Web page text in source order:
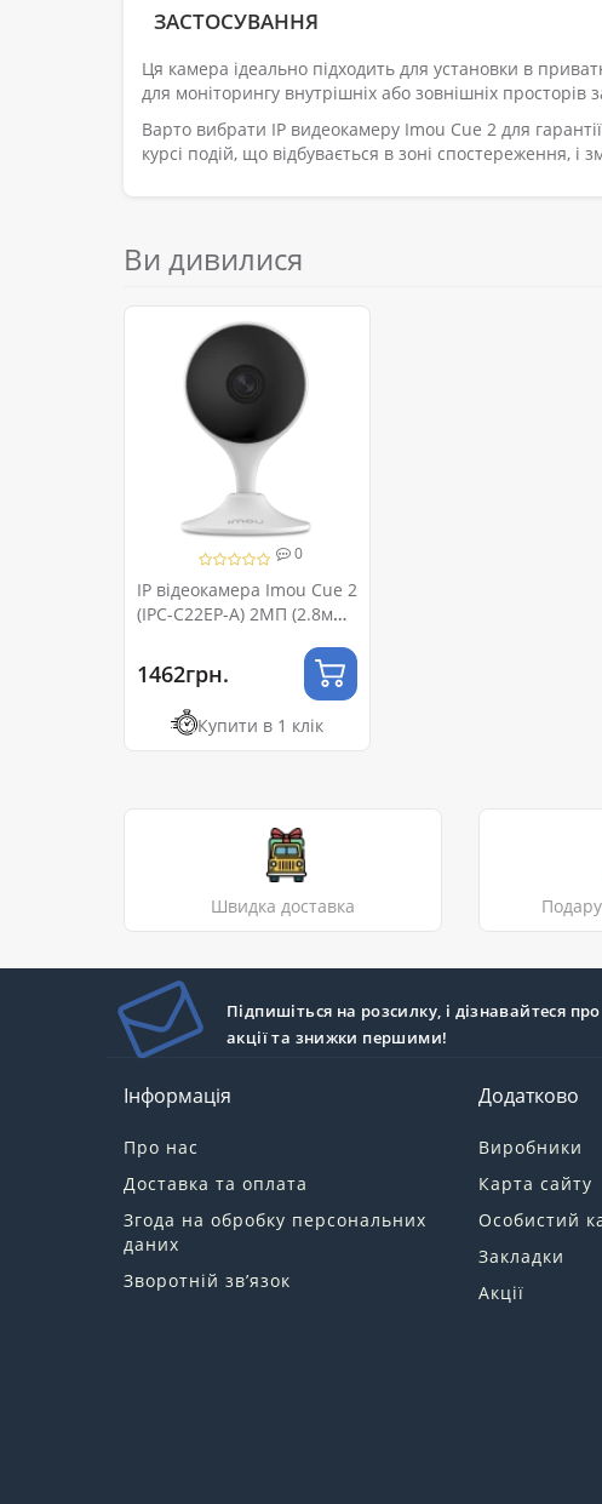
ЗАСТОСУВАННЯ
Ця камера ідеально підходить для установки в
для моніторингу внутрішніх або зовнішніх просторів
Варто вибрати IP видеокамеру Imou Cue 2 для
курсі подій, що відбувається в зоні спостереження, і
Ви дивилися
0
IP відеокамера Imou Cue 2
(IPC-C22EP-A) 2МП (2.8мм)
1462грн.
Купити в 1 клік
Швидка доставка
Підпишіться на розсилку, і дізнавайтеся про
акції та знижки першими!
Інформація
Про нас
Доставка та оплата
Згода на обробку персональних
даних
Зворотній зв’язок
Додатково
Виробники
Карта сайту
Особистий
Закладки
Акції